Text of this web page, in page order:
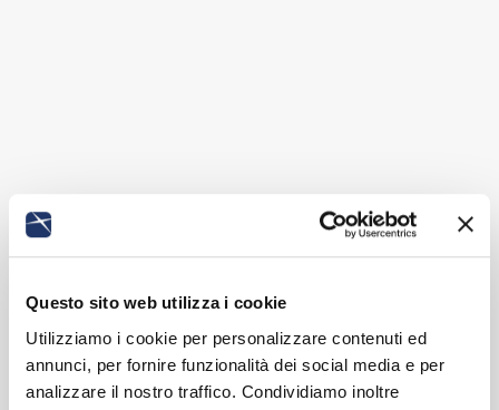
Questo sito web utilizza i cookie
Utilizziamo i cookie per personalizzare contenuti ed
annunci, per fornire funzionalità dei social media e per
analizzare il nostro traffico. Condividiamo inoltre